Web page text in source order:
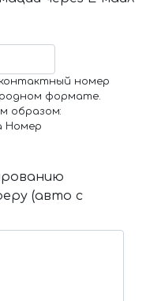
номер
формате.
образом:
Номер
(авто с